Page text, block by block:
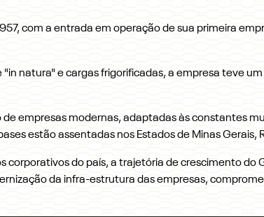
com a entrada em operação de sua primeira
natura" e cargas frigorificadas, a empresa teve
de empresas modernas, adaptadas às constantes
estão assentadas nos Estados de Minas Gerais,
do país, a trajetória de crescimento do
da infra-estrutura das empresas,